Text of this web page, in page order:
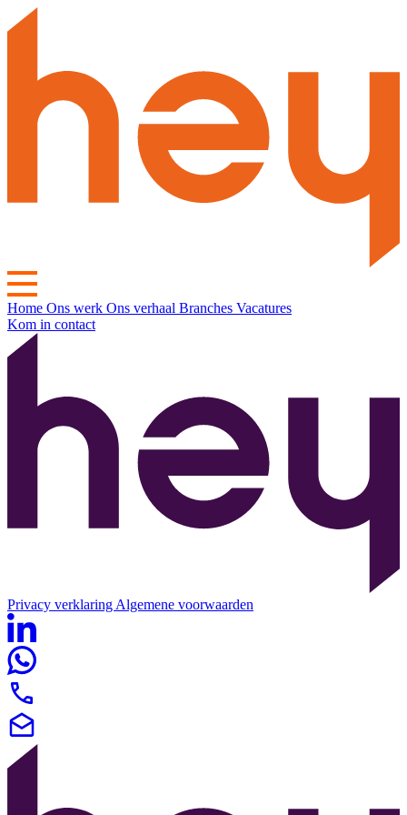
Home Ons werk Ons verhaal Branches Vacatures
Kom in contact
Privacy verklaring Algemene voorwaarden